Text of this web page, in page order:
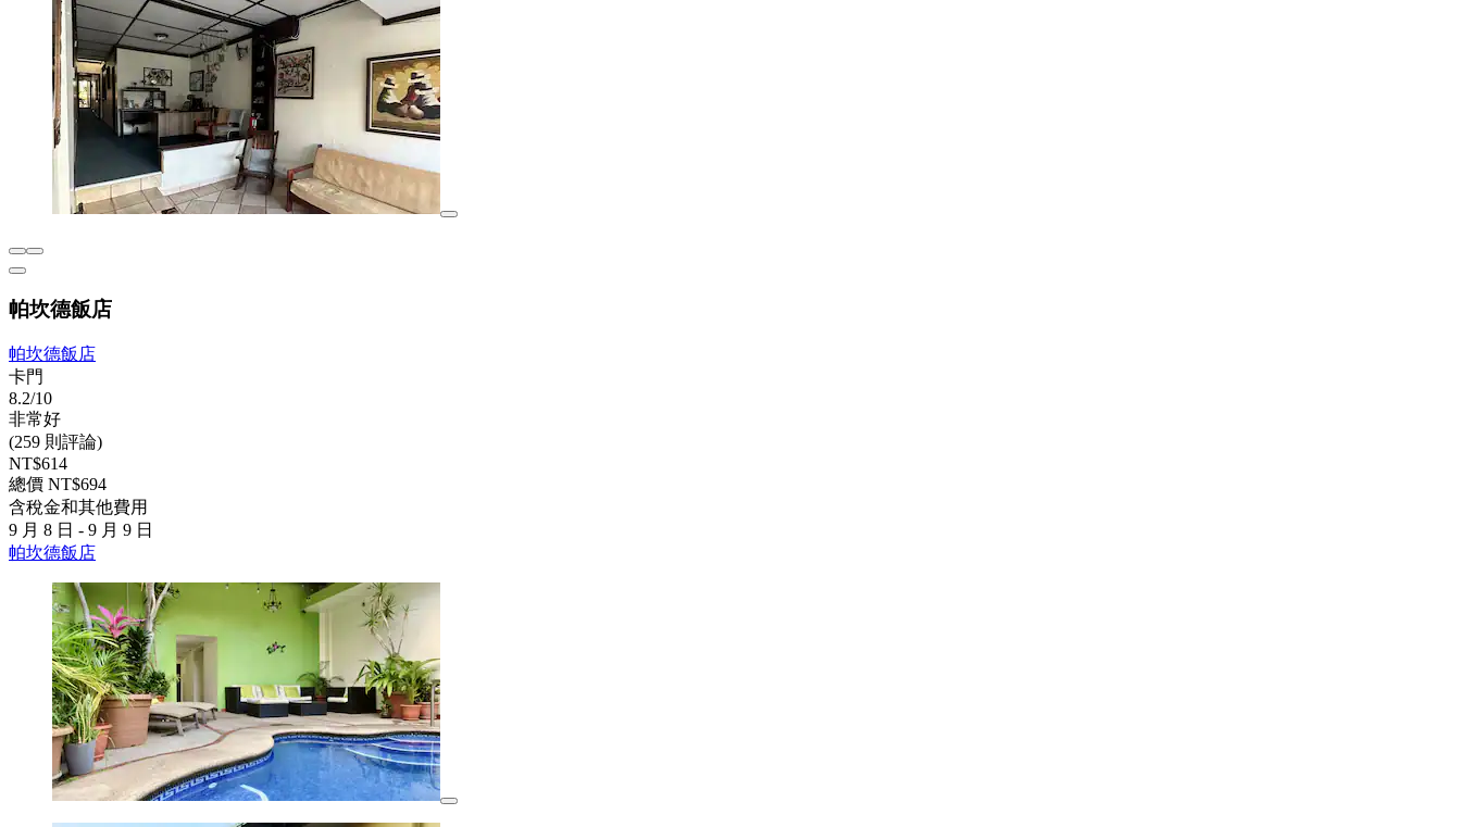
帕坎德飯店
帕坎德飯店
卡門
8.2/10
非常好
(259 則評論)
NT$614
總價 NT$694
含稅金和其他費用
9 月 8 日 - 9 月 9 日
帕坎德飯店